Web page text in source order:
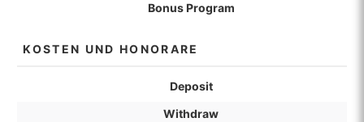
Bonus Program
KOSTEN UND HONORARE
Deposit
Withdraw